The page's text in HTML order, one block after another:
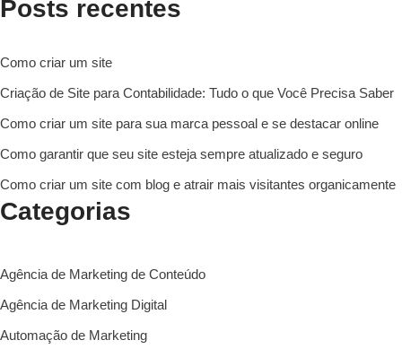
Posts recentes
Como criar um site
Criação de Site para Contabilidade: Tudo o que Você Precisa Saber
Como criar um site para sua marca pessoal e se destacar online
Como garantir que seu site esteja sempre atualizado e seguro
Como criar um site com blog e atrair mais visitantes organicamente
Categorias
Agência de Marketing de Conteúdo
Agência de Marketing Digital
Automação de Marketing